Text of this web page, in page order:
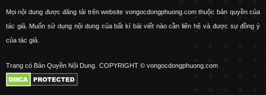
Mọi nội dung được đăng tải trên website vongocdongphuong.com thuộc bản quyền của
tác giả. Muốn sử dụng nội dung của bất kì bài viết nào cần liên hệ và được sự đồng ý
của tác giả.
Trang có Bản Quyền Nội Dung. COPYRIGHT © vongocdongphuong.com